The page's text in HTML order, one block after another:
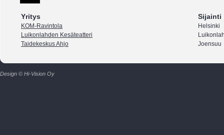
Yritys Sijainti
KOM-Ravintola
Helsinki
Luikonlahden Kesäteatteri
Taidekeskus Ahjo
Joensuu
Design © Hi-Vision Oy